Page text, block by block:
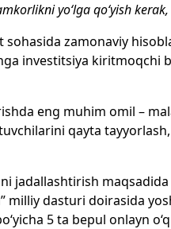
yo‘lga qo‘yish kerak,
sohasida zamonaviy
investitsiya kiritmoqchi
eng muhim omil –
qayta
jadallashtirish
milliy dasturi doirasida
5 ta bepul onlayn